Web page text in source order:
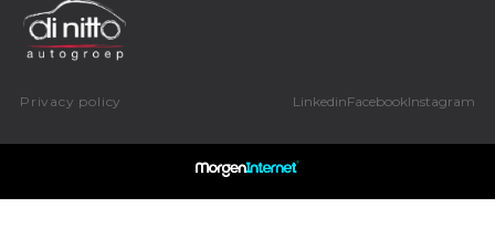
Privacy policy LinkedinFacebookInstagram